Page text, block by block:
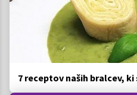
7 receptov naših bralcev,